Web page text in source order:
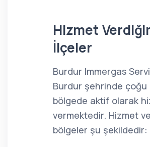
Hizmet
İlçeler
Burdur Immergas
Burdur şehrinde çoğu
bölgede aktif olarak
vermektedir. Hizmet
bölgeler şu şekildedir: